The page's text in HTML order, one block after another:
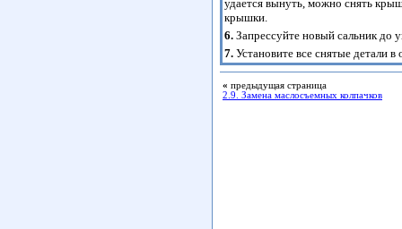
удается вынуть, можно снять
крышки.
6. Запрессуйте новый сальник до
7. Установите все снятые детали
« предыдущая страница
2.9. Замена маслосъемных колпачков